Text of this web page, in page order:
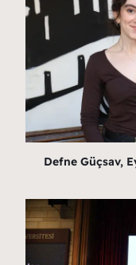
Defne Güçsav,